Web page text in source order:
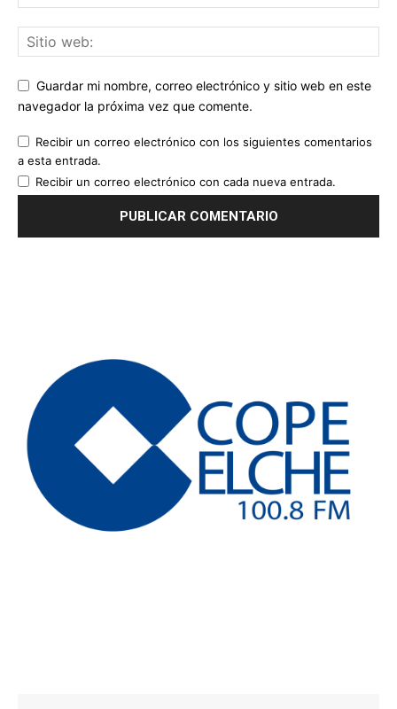
Guardar mi nombre, correo electrónico y sitio web en este
navegador la próxima vez que comente.
Recibir un correo electrónico con los siguientes comentarios
a esta entrada.
Recibir un correo electrónico con cada nueva entrada.